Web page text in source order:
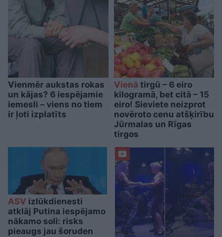
Vienmēr aukstas rokas
un kājas? 6 iespējamie
iemesli – viens no tiem
ir ļoti izplatīts
Vienā tirgū – 6 eiro
kilogramā, bet citā – 15
eiro! Sieviete neizprot
novēroto cenu atšķirību
Jūrmalas un Rīgas
tirgos
ASV izlūkdienesti
atklāj Putina iespējamo
nākamo soli: risks
pieaugs jau šoruden